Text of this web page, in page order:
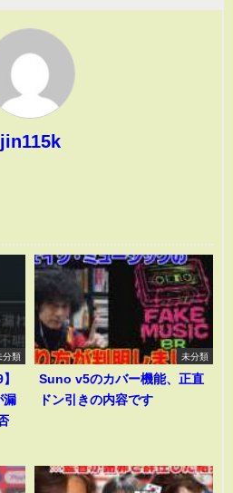
jin115k
分類
漏
未分類
Suno v5のカバー機能、正直
ドン引きの内容です